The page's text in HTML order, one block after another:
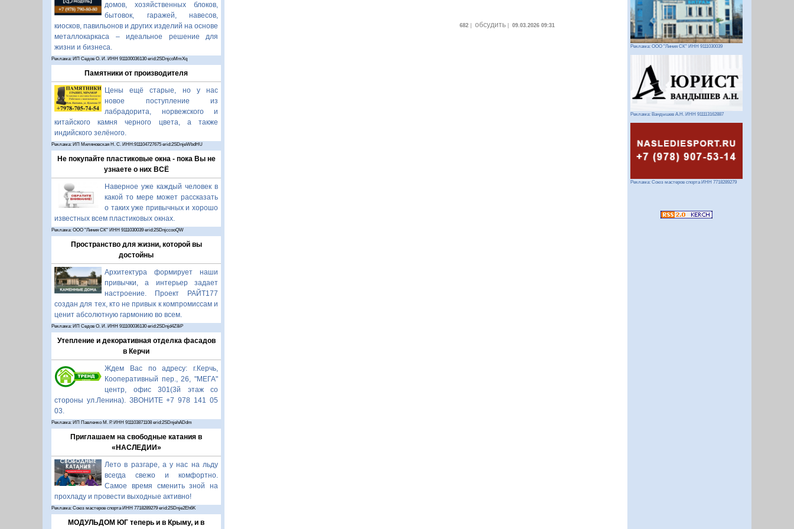
домов, хозяйственных блоков,
бытовок, гаражей, навесов,
киосков, павильонов и других изделий на основе
металлокаркаса – идеальное решение для
жизни и бизнеса.
Реклама: ИП Седов О. И. ИНН 911100036130 erid:2SDnjcoMmXq
Памятники от производителя
Цены ещё старые, но у нас
новое поступление из
лабрадорита, норвежского и
китайского камня черного цвета, а также
индийского зелёного.
Реклама: ИП Миляновская Н. С. ИНН:911104727675 erid:2SDnjeWbdHU
Не покупайте пластиковые окна - пока Вы не
узнаете о них ВСЁ
Наверное уже каждый человек в
какой то мере может рассказать
о таких уже привычных и хорошо
известных всем пластиковых окнах.
Реклама: ООО "Линия СК" ИНН 9111030039 erid:2SDnjccooQW
Пространство для жизни, которой вы
достойны
Архитектура формирует наши
привычки, а интерьер задает
настроение. Проект РАЙТ177
создан для тех, кто не привык к компромиссам и
ценит абсолютную гармонию во всем.
Реклама: ИП Седов О. И. ИНН 911100036130 erid:2SDnjd4Z8iP
Утепление и декоративная отделка фасадов
в Керчи
Ждем Вас по адресу: г.Керчь,
Кооперативный пер., 26, "МЕГА"
центр, офис 301(3й этаж со
стороны ул.Ленина). ЗВОНИТЕ +7 978 141 05
03.
Реклама: ИП Павленко М. Р. ИНН 911103871108 erid:2SDnjehADdm
Приглашаем на свободные катания в
«НАСЛЕДИИ»
Лето в разгаре, а у нас на льду
всегда свежо и комфортно.
Самое время сменить зной на
прохладу и провести выходные активно!
Реклама: Союз мастеров спорта ИНН 7718289279 erid:2SDnje2Eh6K
МОДУЛЬДОМ ЮГ теперь и в Крыму, и в
682 |обсудить |09.03.2026 09:31
Реклама: ООО "Линия СК" ИНН 9111030039
Реклама: Вандышев А.Н. ИНН 911113162887
Реклама: Союз мастеров спорта ИНН 7718289279